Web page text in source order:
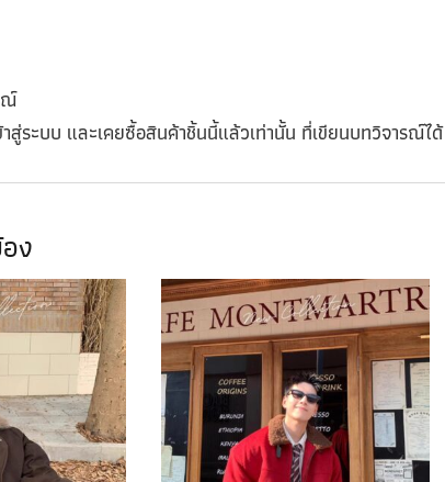
ณ์
าสู่ระบบ และเคยซื้อสินค้าชิ้นนี้แล้วเท่านั้น ที่เขียนบทวิจารณ์ได้
ง